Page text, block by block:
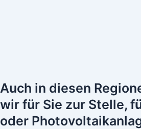
Auch in diesen
wir für Sie zur Stelle, f
oder